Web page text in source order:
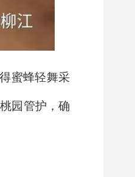
蜜蜂轻舞采
园管护，确